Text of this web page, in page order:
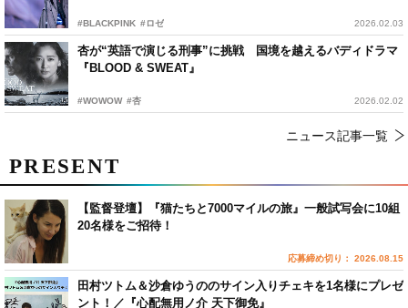
#BLACKPINK #ロゼ 2026.02.03
杏が“英語で演じる刑事”に挑戦 国境を越えるバディドラマ
『BLOOD & SWEAT』
#WOWOW #杏 2026.02.02
ニュース記事一覧
PRESENT
【監督登壇】『猫たちと7000マイルの旅』一般試写会に10組
20名様をご招待！
応募締め切り： 2026.08.15
田村ツトム＆沙倉ゆうののサイン入りチェキを1名様にプレゼ
ント！／『心配無用ノ介 天下御免』